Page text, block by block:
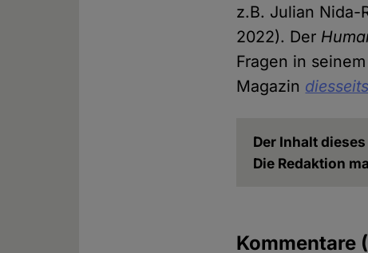
z.B. Julian Nida-
2022). Der
Fragen in seinem
Magazin
Der Inhalt
Die Redaktion
Kommentare